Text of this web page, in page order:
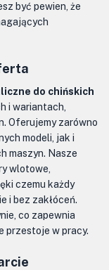
być pewien, że
do chińskich
i wariantach,
Oferujemy zarówno
modeli, jak i
maszyn. Nasze
wlotowe,
czemu każdy
i bez zakłóceń.
co zapewnia
przestoje w pracy.